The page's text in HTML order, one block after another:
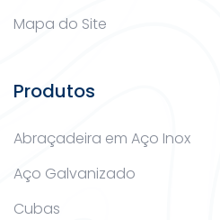
Mapa do Site
Produtos
Abraçadeira em Aço Inox
Aço Galvanizado
Cubas